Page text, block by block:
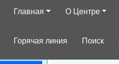
Главная О Центре
Горячая линия Поиск
классного